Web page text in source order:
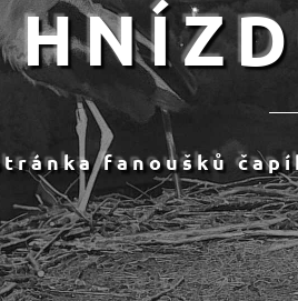
fanoušků